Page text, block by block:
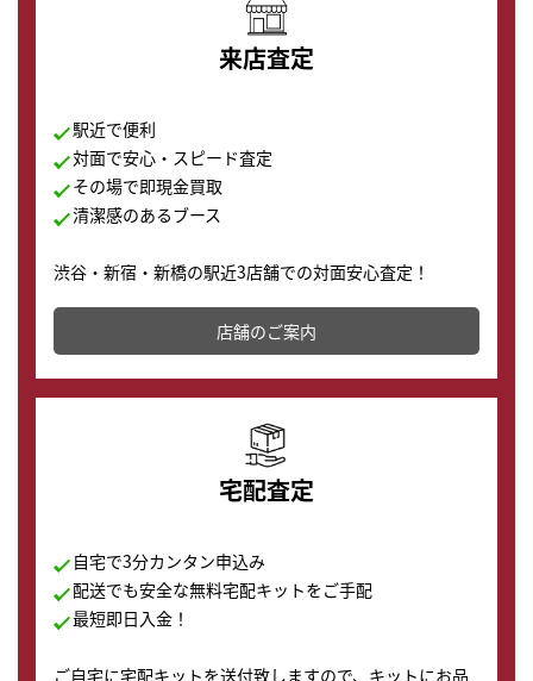
来店査定
駅近で便利
対面で安心・スピード査定
その場で即現金買取
清潔感のあるブース
渋谷・新宿・新橋の駅近3店舗での対面安心査定！
その場で現金買取致します。渋谷本店では、時計販売の
店舗を併設しており、下取りに出してお得に新しい時計
の購入もできます♪
店舗のご案内
宅配査定
自宅で3分カンタン申込み
配送でも安全な無料宅配キットをご手配
最短即日入金！
ご自宅に宅配キットを送付致しますので、キットにお品